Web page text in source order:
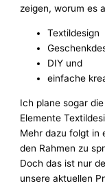
zeigen, worum es
Textildesign
DIY und
einfache
Ich plane sogar
Elemente
Mehr dazu folgt in
den Rahmen zu
Doch das ist nur
unsere aktuellen